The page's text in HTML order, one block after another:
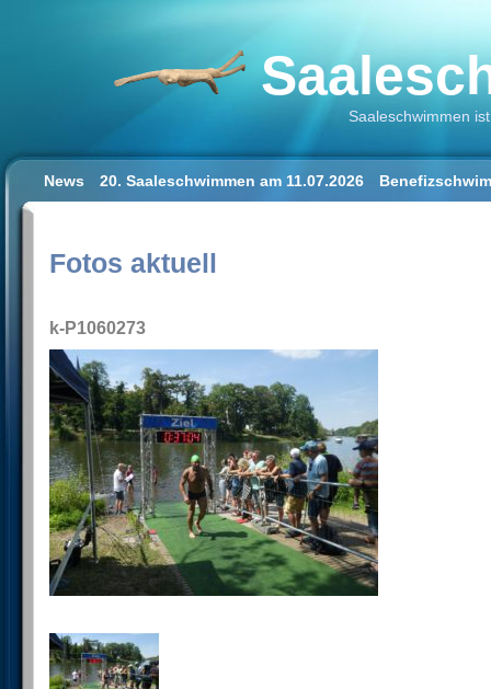
Saaleschwimmen
News 20. Saaleschwimmen am 11.07.2026
Fotos aktuell
k-P1060273